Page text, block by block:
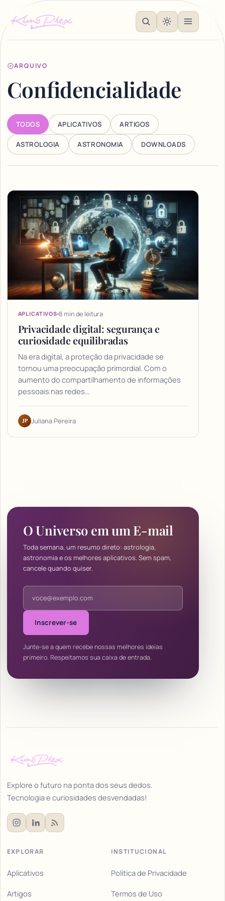
ARQUIVO
Confidencialidade
TODOS APLICATIVOS ARTIGOS
ASTROLOGIA ASTRONOMIA DOWNLOADS
Articles
APLICATIVOS 8 min de leitura
Privacidade digital: segurança e
curiosidade equilibradas
Na era digital, a proteção da privacidade se
tornou uma preocupação primordial. Com o
aumento do compartilhamento de informações
pessoais nas redes…
JP Juliana Pereira
O Universo em um E-mail
Toda semana, um resumo direto: astrologia,
astronomia e os melhores aplicativos. Sem spam,
cancele quando quiser.
Endereço de e-mail
Inscrever-se
Junte-se a quem recebe nossas melhores ideias
primeiro. Respeitamos sua caixa de entrada.
Explore o futuro na ponta dos seus dedos.
Tecnologia e curiosidades desvendadas!
EXPLORAR
Aplicativos
Artigos
INSTITUCIONAL
Política de Privacidade
Termos de Uso